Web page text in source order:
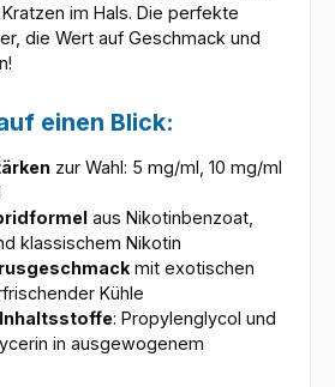
im Hals. Die perfekte
die Wert auf Geschmack und
einen Blick:
zur Wahl: 5 mg/ml, 10 mg/ml
aus Nikotinbenzoat,
klassischem Nikotin
mit exotischen
Kühle
: Propylenglycol und
in ausgewogenem